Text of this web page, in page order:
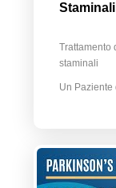
Trattamento
staminali
Un